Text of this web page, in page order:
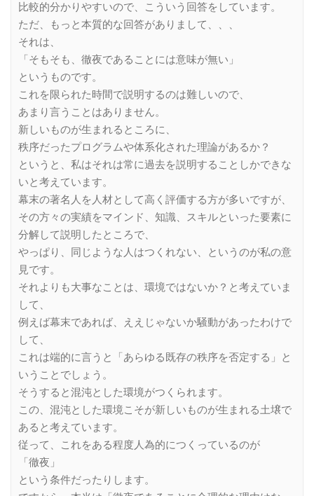
比較的分かりやすいので、こういう回答をしています。
ただ、もっと本質的な回答がありまして、、、
それは、
「そもそも、徹夜であることには意味が無い」
というものです。
これを限られた時間で説明するのは難しいので、
あまり言うことはありません。
新しいものが生まれるところに、
秩序だったプログラムや体系化された理論があるか？
というと、私はそれは常に過去を説明することしかできな
いと考えています。
幕末の著名人を人材として高く評価する方が多いですが、
その方々の実績をマインド、知識、スキルといった要素に
分解して説明したところで、
やっぱり、同じような人はつくれない、というのが私の意
見です。
それよりも大事なことは、環境ではないか？と考えていま
して、
例えば幕末であれば、ええじゃないか騒動があったわけで
して、
これは端的に言うと「あらゆる既存の秩序を否定する」と
いうことでしょう。
そうすると混沌とした環境がつくられます。
この、混沌とした環境こそが新しいものが生まれる土壌で
あると考えています。
従って、これをある程度人為的につくっているのが
「徹夜」
という条件だったりします。